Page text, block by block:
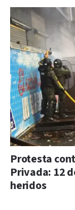
Protesta
Privada: 12
heridos